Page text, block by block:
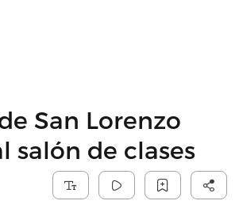
San Lorenzo
salón de clases